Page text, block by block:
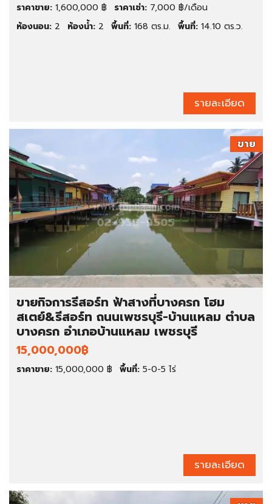
ราคาขาย: 1,600,000 ฿ ราคาเช่า: 7,000 ฿/เดือน
ห้องนอน: 2 ห้องน้ำ: 2 พื้นที่: 168 ตร.ม. พื้นที่: 14.10 ตร.ว.
รายละเอียด
ขาย
ขายกิจการรีสอร์ท ฟ้าสางที่บางครก โฮม
สเตย์&รีสอร์ท ถนนเพชรบุรี-บ้านแหลม ตำบล
บางครก อำเภอบ้านแหลม เพชรบุรี
15,000,000฿
ราคาขาย: 15,000,000 ฿ พื้นที่: 5-0-5 ไร่
รายละเอียด